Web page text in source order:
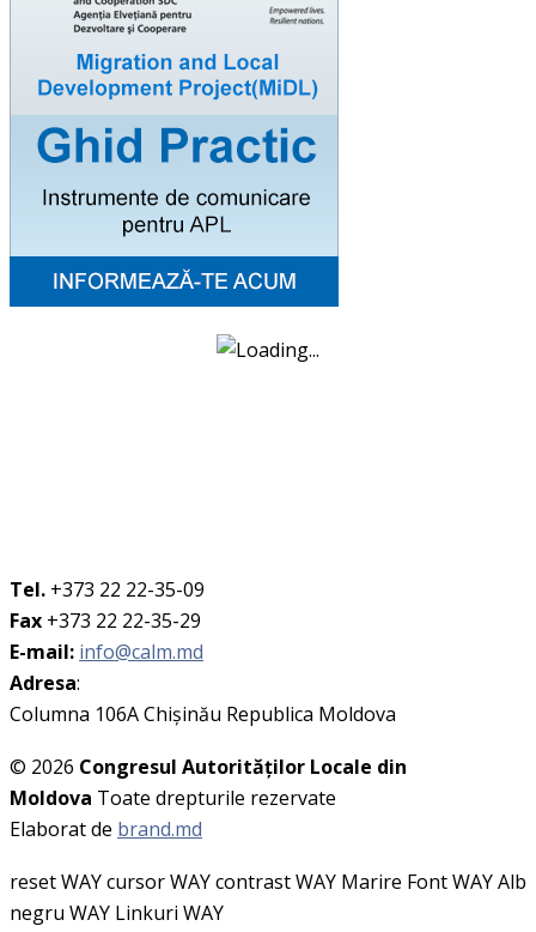
Tel. +373 22 22-35-09
Fax +373 22 22-35-29
E-mail: info@calm.md
Adresa:
Columna 106A Chişinău Republica Moldova
© 2026 Congresul Autorităţilor Locale din
Moldova Toate drepturile rezervate
Elaborat de brand.md
reset WAYcursor WAYcontrast WAY Marire Font WAYAlb
negru WAY Linkuri WAY